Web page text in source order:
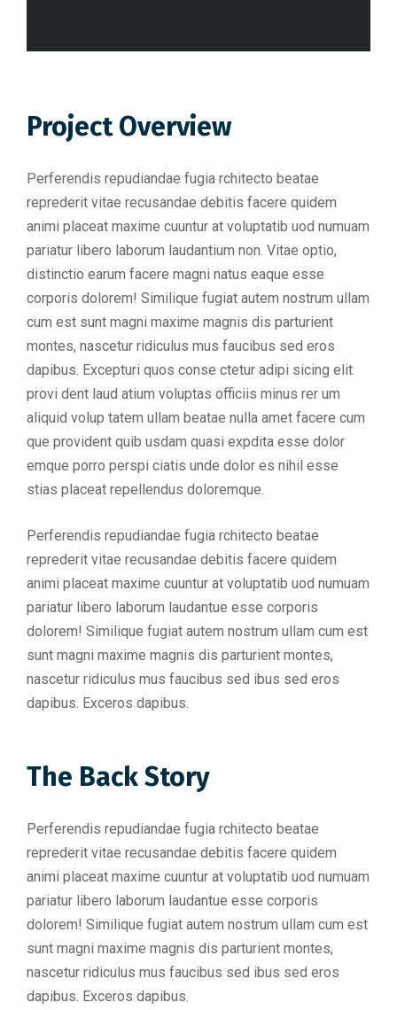
Project Overview
Perferendis repudiandae fugia rchitecto beatae
reprederit vitae recusandae debitis facere quidem
animi placeat maxime cuuntur at voluptatib uod numuam
pariatur libero laborum laudantium non. Vitae optio,
distinctio earum facere magni natus eaque esse
corporis dolorem! Similique fugiat autem nostrum ullam
cum est sunt magni maxime magnis dis parturient
montes, nascetur ridiculus mus faucibus sed eros
dapibus. Excepturi quos conse ctetur adipi sicing elit
provi dent laud atium voluptas officiis minus rer um
aliquid volup tatem ullam beatae nulla amet facere cum
que provident quib usdam quasi expdita esse dolor
emque porro perspi ciatis unde dolor es nihil esse
stias placeat repellendus doloremque.
Perferendis repudiandae fugia rchitecto beatae
reprederit vitae recusandae debitis facere quidem
animi placeat maxime cuuntur at voluptatib uod numuam
pariatur libero laborum laudantue esse corporis
dolorem! Similique fugiat autem nostrum ullam cum est
sunt magni maxime magnis dis parturient montes,
nascetur ridiculus mus faucibus sed ibus sed eros
dapibus. Exceros dapibus.
The Back Story
Perferendis repudiandae fugia rchitecto beatae
reprederit vitae recusandae debitis facere quidem
animi placeat maxime cuuntur at voluptatib uod numuam
pariatur libero laborum laudantue esse corporis
dolorem! Similique fugiat autem nostrum ullam cum est
sunt magni maxime magnis dis parturient montes,
nascetur ridiculus mus faucibus sed ibus sed eros
dapibus. Exceros dapibus.